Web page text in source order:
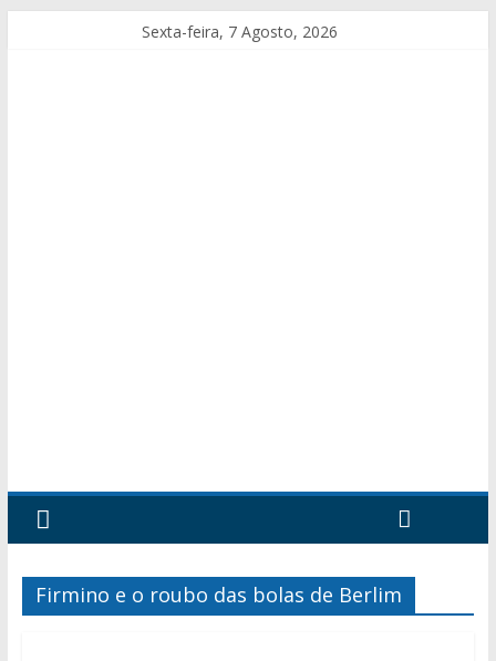
Sexta-feira, 7 Agosto, 2026
Firmino e o roubo das bolas de Berlim